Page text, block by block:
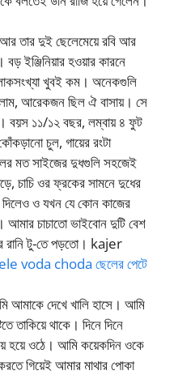
তার দুই ছেলেমেয়ে রবি আর
ইঞ্জিনিয়ার হওয়ার কারনে
খুবই কম। অনেকগুলি
আরেকজন ছিল ঐ বাসায়। সে
বয়স ১১/১২ বছর, লম্বায় ৪ ফুট
চুল, গায়ের রংটা
মত সাইজের দুধগুলি সহজেই
চাচি ওর ফ্রকের সামনে দুধের
দিলেও ও যখন যে কোন কাজের
আমার চাচাতো ভাইবোন দুটি বেশ
রানি টু-তে পড়তো। kajer
voda choda ছেলের পেটে
আমাকে দেখে খালি হাসে। আমি
তাকিয়ে থাকে। দিনে দিনে
হয়ে ওঠে। আমি কয়েকদিন ওকে
গিয়েই আমার মাথার পোকা